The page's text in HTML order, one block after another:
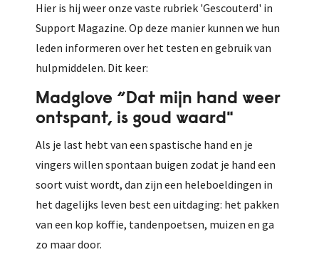
Hier is hij weer onze vaste rubriek 'Gescouterd' in
Support Magazine. Op deze manier kunnen we hun
leden informeren over het testen en gebruik van
hulpmiddelen. Dit keer:
Madglove “Dat mijn hand weer
ontspant, is goud waard"
Als je last hebt van een spastische hand en je
vingers willen spontaan buigen zodat je hand een
soort vuist wordt, dan zijn een heleboeldingen in
het dagelijks leven best een uitdaging: het pakken
van een kop koffie, tandenpoetsen, muizen en ga
zo maar door.